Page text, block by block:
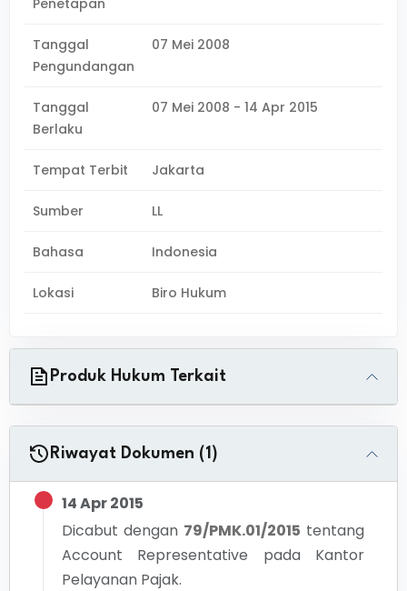
Penetapan
Tanggal
Pengundangan
07 Mei 2008
Tanggal
Berlaku
07 Mei 2008 - 14 Apr 2015
Tempat Terbit Jakarta
Sumber LL
Bahasa Indonesia
Lokasi Biro Hukum
Produk Hukum Terkait
Riwayat Dokumen (1)
14 Apr 2015
Dicabut dengan 79/PMK.01/2015 tentang
Account Representative pada Kantor
Pelayanan Pajak.